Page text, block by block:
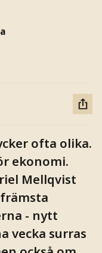
ofta olika.
ekonomi.
Mellqvist
- nytt
vecka surras